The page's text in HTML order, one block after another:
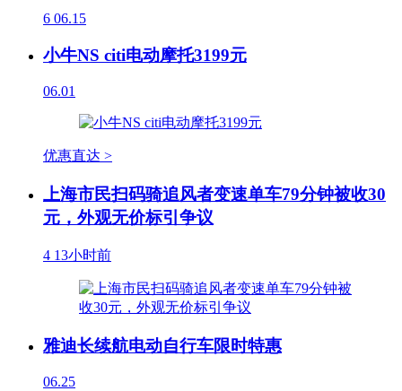
6 06.15
小牛NS citi电动摩托3199元
06.01
优惠直达 >
上海市民扫码骑追风者变速单车79分钟被收30
元，外观无价标引争议
4 13小时前
雅迪长续航电动自行车限时特惠
06.25